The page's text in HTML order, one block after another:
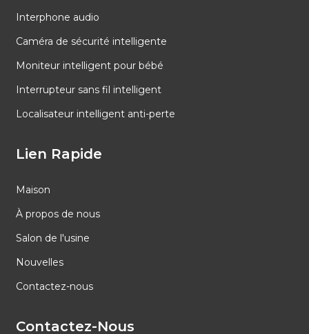
Interphone audio
Caméra de sécurité intelligente
Moniteur intelligent pour bébé
Interrupteur sans fil intelligent
Localisateur intelligent anti-perte
Lien Rapide
Maison
À propos de nous
Salon de l'usine
Nouvelles
Contactez-nous
Contactez-Nous